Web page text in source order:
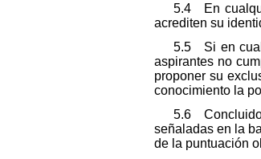
5.4 En
acrediten su
5.5 Si en
aspirantes no
proponer su
conocimiento la
5.6
señaladas en la
de la puntuación